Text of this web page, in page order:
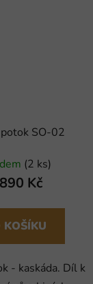
SO-02
(2 ks)
Kč
KOŠÍKU
- kaskáda. Díl k